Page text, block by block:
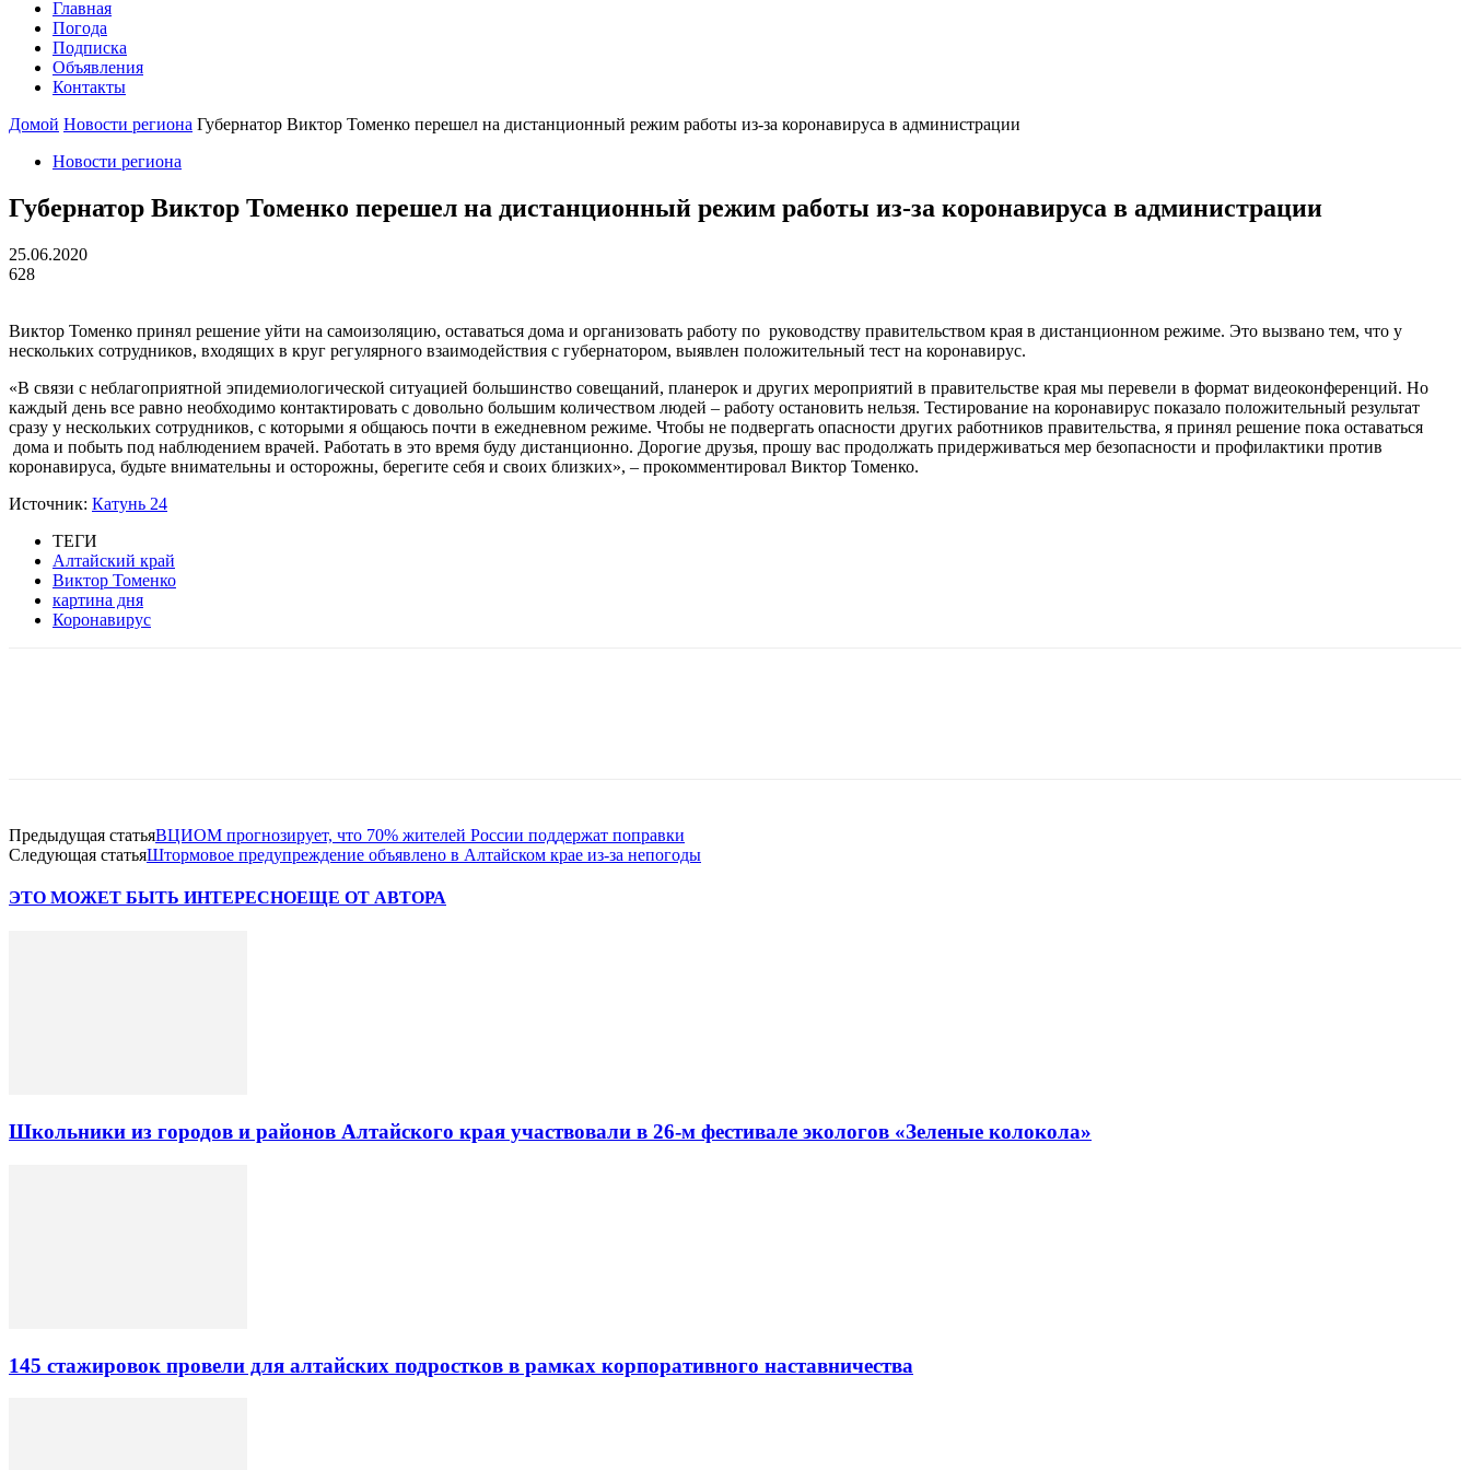
Главная
Погода
Подписка
Объявления
Контакты
Домой Новости региона Губернатор Виктор Томенко перешел на дистанционный режим работы из-за коронавируса в администрации
Новости региона
Губернатор Виктор Томенко перешел на дистанционный режим работы из-за коронавируса в администрации
25.06.2020
628
Виктор Томенко принял решение уйти на самоизоляцию, оставаться дома и организовать работу по руководству правительством края в дистанционном режиме. Это вызвано тем, что у
нескольких сотрудников, входящих в круг регулярного взаимодействия с губернатором, выявлен положительный тест на коронавирус.
«В связи с неблагоприятной эпидемиологической ситуацией большинство совещаний, планерок и других мероприятий в правительстве края мы перевели в формат видеоконференций. Но
каждый день все равно необходимо контактировать с довольно большим количеством людей – работу остановить нельзя. Тестирование на коронавирус показало положительный результат
сразу у нескольких сотрудников, с которыми я общаюсь почти в ежедневном режиме. Чтобы не подвергать опасности других работников правительства, я принял решение пока оставаться
дома и побыть под наблюдением врачей. Работать в это время буду дистанционно. Дорогие друзья, прошу вас продолжать придерживаться мер безопасности и профилактики против
коронавируса, будьте внимательны и осторожны, берегите себя и своих близких», – прокомментировал Виктор Томенко.
Источник: Катунь 24
ТЕГИ
Алтайский край
Виктор Томенко
картина дня
Коронавирус
Предыдущая статьяВЦИОМ прогнозирует, что 70% жителей России поддержат поправки
Следующая статьяШтормовое предупреждение объявлено в Алтайском крае из-за непогоды
ЭТО МОЖЕТ БЫТЬ ИНТЕРЕСНОЕЩЕ ОТ АВТОРА
Школьники из городов и районов Алтайского края участвовали в 26-м фестивале экологов «Зеленые колокола»
145 стажировок провели для алтайских подростков в рамках корпоративного наставничества